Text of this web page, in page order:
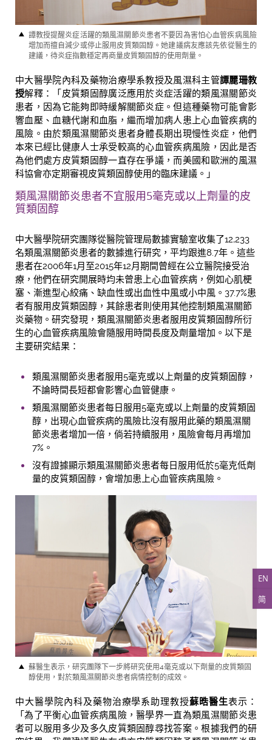
EN
简
譚教授提醒炎症活躍的類風濕關節炎患者不要因為害怕心血管疾病風險
增加而擅自減少或停止服用皮質類固醇。她建議病友應該先依從醫生的
建議，待炎症指數穩定再商量皮質類固醇的使用劑量。
中大醫學院內科及藥物治療學系教授及風濕科主管譚麗珊教
授解釋：「皮質類固醇廣泛應用於炎症活躍的類風濕關節炎
患者，因為它能夠即時緩解關節炎症。但這種藥物可能會影
響血壓、血糖代謝和血脂，繼而增加病人患上心血管疾病的
風險。由於類風濕關節炎患者身體長期出現慢性炎症，他們
本來已經比健康人士承受較高的心血管疾病風險，因此是否
為他們處方皮質類固醇一直存在爭議，而美國和歐洲的風濕
科協會亦定期審視皮質類固醇使用的臨床建議。」
類風濕關節炎患者不宜服用5毫克或以上劑量的皮
質類固醇
中大醫學院研究團隊從醫院管理局數據實驗室收集了12,233
名類風濕關節炎患者的數據進行研究，平均跟進8.7年。這些
患者在2006年1月至2015年12月期間曾經在公立醫院接受治
療，他們在研究開展時均未曾患上心血管疾病，例如心肌梗
塞、漸進型心絞痛、缺血性或出血性中風或小中風。37.7%患
者有服用皮質類固醇，其餘患者則使用其他控制類風濕關節
炎藥物。研究發現，類風濕關節炎患者服用皮質類固醇所衍
生的心血管疾病風險會隨服用時間長度及劑量增加。以下是
主要研究結果：
類風濕關節炎患者服用5毫克或以上劑量的皮質類固醇，
不論時間長短都會影響心血管健康。
類風濕關節炎患者每日服用5毫克或以上劑量的皮質類固
醇，出現心血管疾病的風險比沒有服用此藥的類風濕關
節炎患者增加一倍，倘若持續服用，風險會每月再增加
7%。
沒有證據顯示類風濕關節炎患者每日服用低於5毫克低劑
量的皮質類固醇，會增加患上心血管疾病風險。
蘇醫生表示，研究團隊下一步將研究使用4毫克或以下劑量的皮質類固
醇使用，對於類風濕關節炎患者病情控制的成效。
中大醫學院內科及藥物治療學系助理教授蘇晧醫生表示：
「為了平衡心血管疾病風險，醫學界一直為類風濕關節炎患
者可以服用多少及多久皮質類固醇尋找答案。根據我們的研